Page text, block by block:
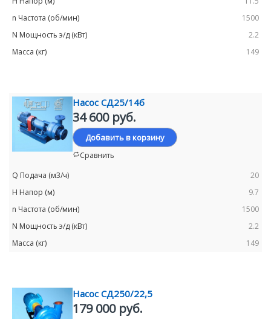
1500
2.2
149
Насос СД25/14б
34 600 руб.
Добавить в корзину
Сравнить
20
9.7
1500
2.2
149
Насос СД250/22,5
179 000 руб.